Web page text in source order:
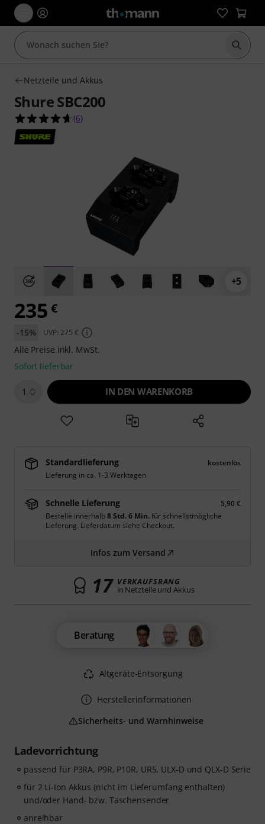
Suche
Netzteile und Akkus
Shure SBC200
4.7 von 5 Sternen aus 6 Kundenbewertungen
(6)
+5
Ladevorrichtung
passend für P3RA, P9R, P10R, UR5, ULX-D und QLX-D Serie
für 2 Li-Ion Akkus (nicht im Lieferumfang enthalten)
und/oder Hand- bzw. Taschensender
anreihbar
235 €
-15% UVP: 275 €
Alle Preise inkl. MwSt.
Sofort lieferbar
1 IN DEN WARENKORB
Standardlieferung
kostenlos
Lieferung in ca. 1-3 Werktagen
Schnelle Lieferung
5,90 €
Bestelle innerhalb8 Std. 6 Min.für schnellstmögliche
Lieferung. Lieferdatum siehe Checkout.
Infos zum Versand
17 VERKAUFSRANG
in Netzteile und Akkus
Beratung
Altgeräte-Entsorgung
Herstellerinformationen
Sicherheits- und Warnhinweise